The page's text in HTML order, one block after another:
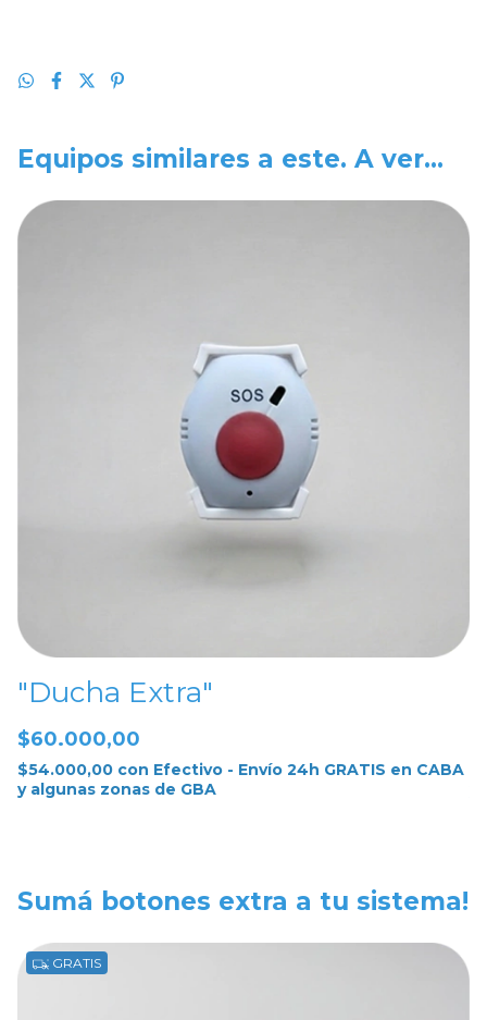
Equipos similares a este. A ver...
"Ducha Extra"
$60.000,00
$54.000,00 con Efectivo - Envío 24h GRATIS en CABA
y algunas zonas de GBA
Sumá botones extra a tu sistema!
GRATIS